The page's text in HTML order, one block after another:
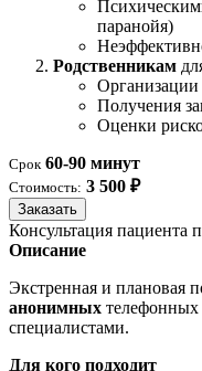
паранойя)
Родственникам
Получения
Оценки
Срок 60-90 минут
Стоимость: 3 500 ₽
Заказать
Консультация пациента
Описание
Экстренная и плановая
анонимных телефонных
специалистами.
Для кого подходит